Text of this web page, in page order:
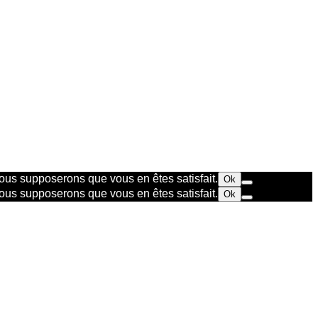
supposerons que vous en êtes satisfait. Ok
supposerons que vous en êtes satisfait. Ok